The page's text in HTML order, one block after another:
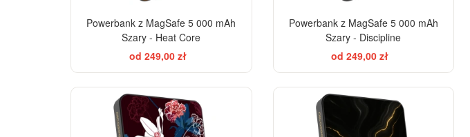
Powerbank z MagSafe 5 000 mAh
Szary - Heat Core
od 249,00 zł
Powerbank z MagSafe 5 000 mAh
Szary - Discipline
od 249,00 zł